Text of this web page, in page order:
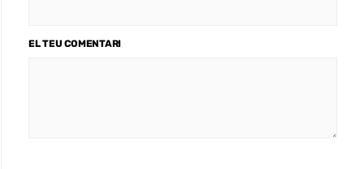
EL TEU COMENTARI